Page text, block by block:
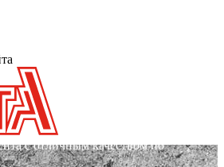
с отличным качеством по